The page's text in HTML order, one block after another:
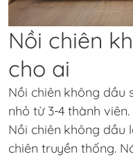
Nồi chiên
cho ai
Nồi chiên không dầu
nhỏ từ 3-4 thành viên.
Nồi chiên không dầu
chiên truyền thống.